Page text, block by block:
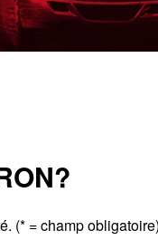
(* = champ